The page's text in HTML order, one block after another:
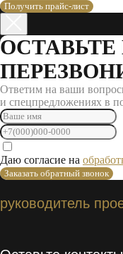
Получить прайс-лист
Ответим на ваши
и спецпредложениях в
Даю согласие на
Заказать обратный звонок